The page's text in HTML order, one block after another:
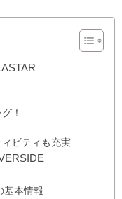
！
ビティも充実
基本情報